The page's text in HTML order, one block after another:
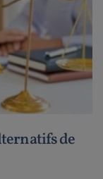
de